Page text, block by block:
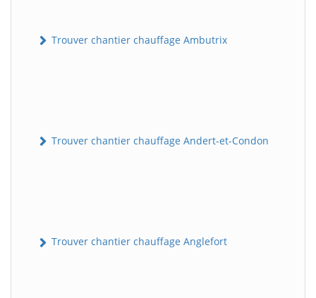
Trouver chantier chauffage Ambutrix
Trouver chantier chauffage Andert-et-Condon
Trouver chantier chauffage Anglefort